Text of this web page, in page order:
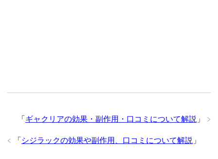
「 ギャクリアの効果・副作用・口コミについて解説 」
「 シジラックの効果や副作用、口コミについて解説 」